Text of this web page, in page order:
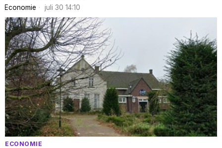
Economie juli 30 14:10
ECONOMIE